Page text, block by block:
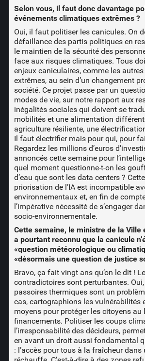
Selon vous, il faut donc davantage
événements climatiques extrêmes ?
Oui, il faut politiser les canicules. On
défaillance des partis politiques en
le maintien de la sécurité des
face aux risques climatiques. Tous
enjeux caniculaires, comme les
extrêmes, au sein d’un changement
société. Ce projet passe par un
modes de vie, sur notre rapport aux
inégalités sociales qui doivent se
mobilités et une alimentation
agriculture résiliente, une
Il faut électrifier mais pour qui, pour
Regardez les millions d’euros
annoncés cette semaine pour
quel moment questionne-t-on les
d’eau que sont les data centers ?
priorisation de l’IA est incompatible
environnementaux et, en fin de
l’impérative nécessité de s’engager
socio-environnementale.
Cette semaine, le ministre de la Ville
a pourtant reconnu que la canicule
«question météorologique ou
«désormais une question de justice
Bravo, ça fait vingt ans qu’on le dit !
contradictoires sont perturbantes.
passoires thermiques sont un
cas, cartographions les vulnérabilités
moyens pour protéger les citoyens au
financements. Politiser les coups
l’irresponsabilité des décideurs,
en avant un droit aussi fondamental
: l’accès pour tous à la fraîcheur dans